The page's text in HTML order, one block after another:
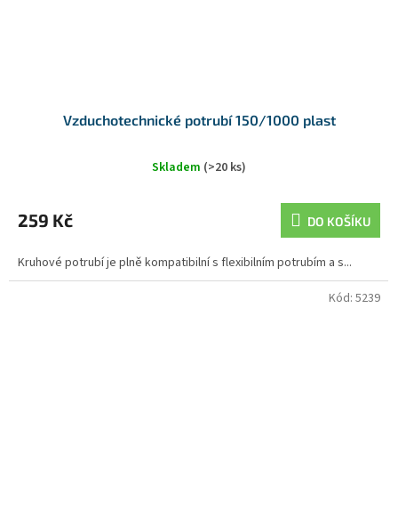
Vzduchotechnické potrubí 150/1000 plast
Skladem (>20 ks)
259 Kč DO KOŠÍKU
Kruhové potrubí je plně kompatibilní s flexibilním potrubím a s...
Kód: 5239